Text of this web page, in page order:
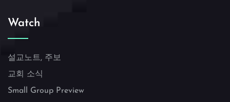
Watch
설교노트, 주보
교회 소식
Small Group Preview